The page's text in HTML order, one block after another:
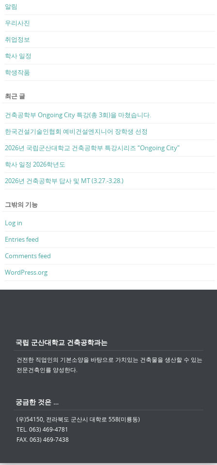
알림
우리사진
취업정보
학사 일정
학생작품
최근 글
건축공학부 Ongoing City 특강(총 3회)을 마쳤습니다.
한국건설기술인협회 예비건설엔지니어 장학생 선정
2026년 국립군산대학교 건축공학부 특강시리즈 “Ongoing City”
학사 일정 2026학년도
2026년 건축공학부 답사 및 MT (3.27.-3.28.)
그밖의 기능
Log in
Entries feed
Comments feed
WordPress.org
국립 군산대학교 건축공학과는
건전한 직업인의 기본소양을 바탕으로 가치있는 건축물을 생산할 수 있는
전문건축인를 양성한다.
궁금한 것은 …
(우)54150, 전라북도 군산시 대학로 558(미룡동)
TEL. 063) 469-4781
FAX. 063) 469-7438